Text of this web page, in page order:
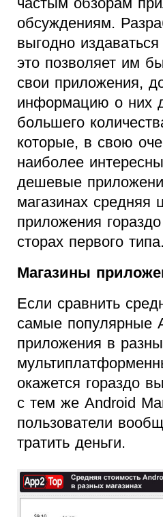
обсуждениям.
выгодно
это позволяет им
свои приложения,
информацию о них
большего
которые, в свою
наиболее
дешевые
магазинах средняя
приложения
сторах первого типа.
Магазины
Если сравнить
самые популярные
приложения в
окажется гораздо
с тем же Android
пользователи
тратить деньги.